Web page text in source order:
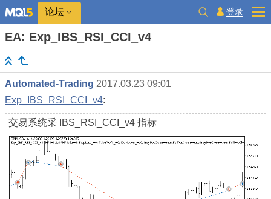
论坛 登录
EA: Exp_IBS_RSI_CCI_v4
Automated-Trading 2017.03.23 09:01
Exp_IBS_RSI_CCI_v4:
交易系统采 IBS_RSI_CCI_v4 指标